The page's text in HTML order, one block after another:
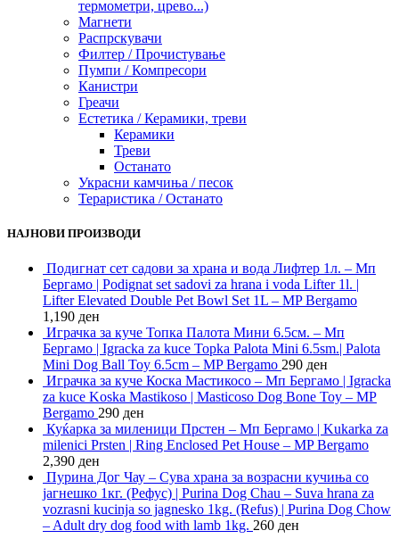
термометри, црево...)
Магнети
Распрскувачи
Филтер / Прочистување
Пумпи / Компресори
Канистри
Греачи
Естетика / Керамики, треви
Керамики
Треви
Останато
Украсни камчиња / песок
Тераристика / Останато
НАЈНОВИ ПРОИЗВОДИ
Подигнат сет садови за храна и вода Лифтер 1л. – Мп
Бергамо | Podignat set sadovi za hrana i voda Lifter 1l. |
Lifter Elevated Double Pet Bowl Set 1L – MP Bergamo
1,190 ден
Играчка за куче Топка Палота Мини 6.5см. – Мп
Бергамо | Igracka za kuce Topka Palota Mini 6.5sm.| Palota
Mini Dog Ball Toy 6.5cm – MP Bergamo 290 ден
Играчка за куче Коска Мастикосо – Мп Бергамо | Igracka
za kuce Koska Mastikoso | Masticoso Dog Bone Toy – MP
Bergamo 290 ден
Куќарка за миленици Прстен – Мп Бергамо | Kukarka za
milenici Prsten | Ring Enclosed Pet House – MP Bergamo
2,390 ден
Пурина Дог Чау – Сува храна за возрасни кучиња со
јагнешко 1кг. (Рефус) | Purina Dog Chau – Suva hrana za
vozrasni kucinja so jagnesko 1kg. (Refus) | Purina Dog Chow
– Adult dry dog food with lamb 1kg. 260 ден